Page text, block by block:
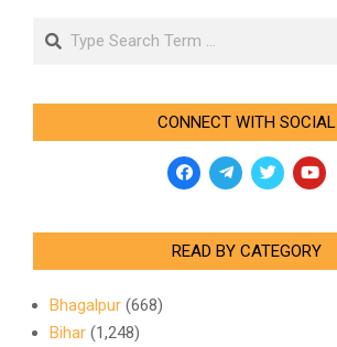
Search
CONNECT WITH SOCIAL
READ BY CATEGORY
Bhagalpur (668)
Bihar (1,248)